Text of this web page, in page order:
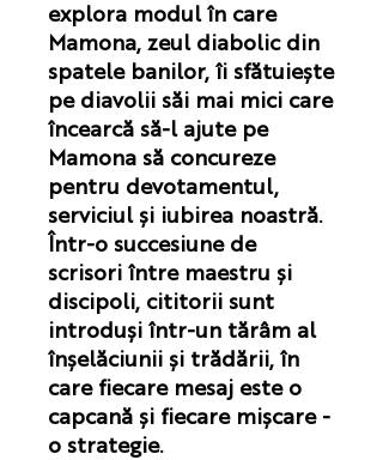
explora modul în care
Mamona, zeul diabolic din
spatele banilor, îi sfătuiește
pe diavolii săi mai mici care
încearcă să-l ajute pe
Mamona să concureze
pentru devotamentul,
serviciul și iubirea noastră.
Într-o succesiune de
scrisori între maestru și
discipoli, cititorii sunt
introduși într-un tărâm al
înșelăciunii și trădării, în
care fiecare mesaj este o
capcană și fiecare mișcare -
o strategie.